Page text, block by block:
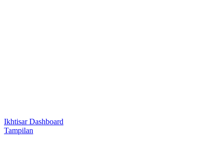
Ikhtisar Dashboard
Tampilan